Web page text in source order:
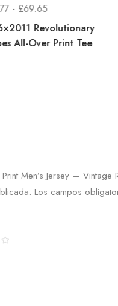
- £69.65RANGO
DE
PRECIOS:
Revolutionary
All-Over Print Tee
Men’s Jersey — Vintage
Los campos